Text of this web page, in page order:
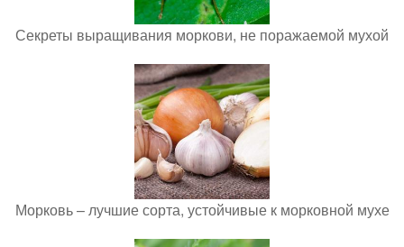
Секреты выращивания моркови, не поражаемой мухой
Морковь – лучшие сорта, устойчивые к морковной мухе